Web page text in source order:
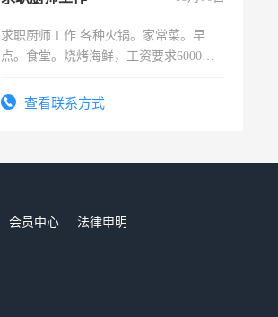
求职厨师工作 各种火锅。家常菜。早
点。食堂。烧烤海鲜，工资要求6000以
查看联系方式
会员中心
法律申明